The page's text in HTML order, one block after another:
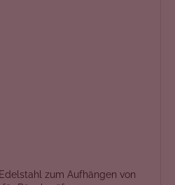
zum Aufhängen von